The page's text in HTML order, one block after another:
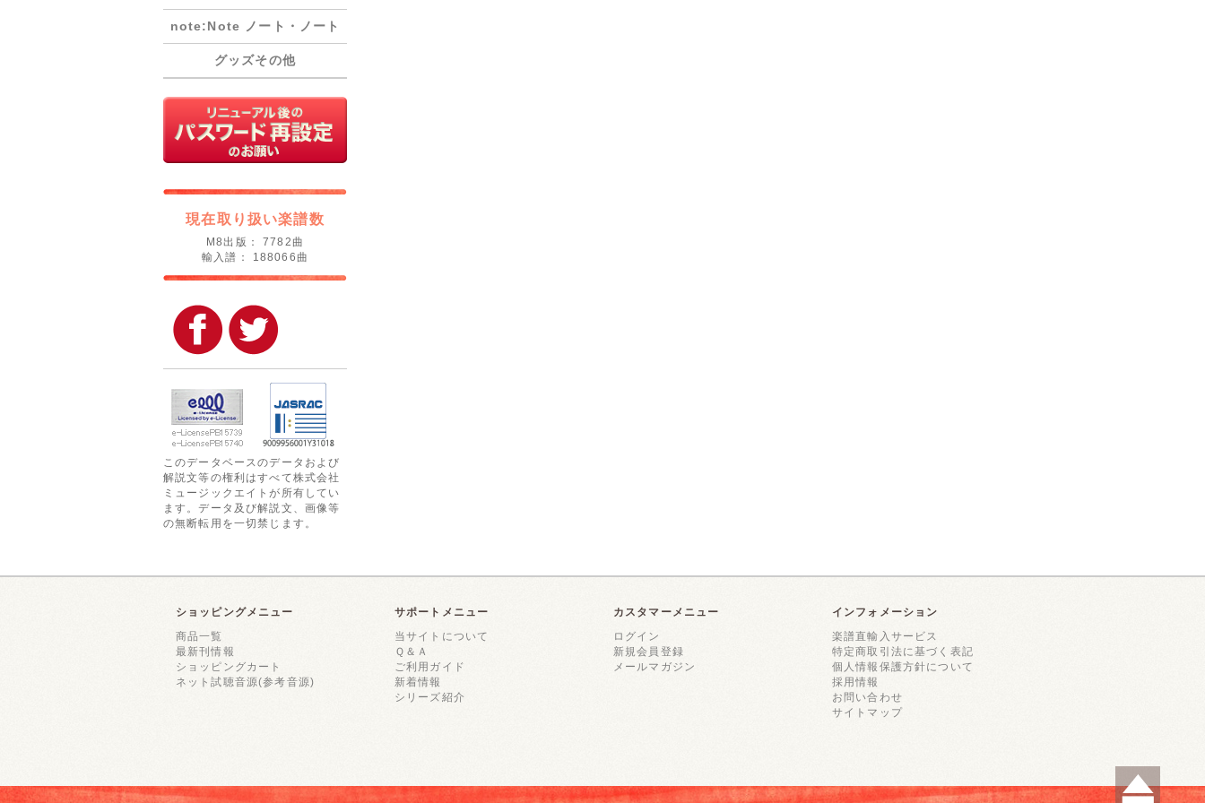
note:Note ノート・ノート
グッズその他
現在取り扱い楽譜数
M8出版： 7782曲
輸入譜： 188066曲
このデータベースのデータおよび
解説文等の権利はすべて株式会社
ミュージックエイトが所有してい
ます。データ及び解説文、画像等
の無断転用を一切禁じます。
ショッピングメニュー
商品一覧
最新刊情報
ショッピングカート
ネット試聴音源(参考音源)
サポートメニュー
当サイトについて
Ｑ＆Ａ
ご利用ガイド
新着情報
シリーズ紹介
カスタマーメニュー
ログイン
新規会員登録
メールマガジン
インフォメーション
楽譜直輸入サービス
特定商取引法に基づく表記
個人情報保護方針について
採用情報
お問い合わせ
サイトマップ